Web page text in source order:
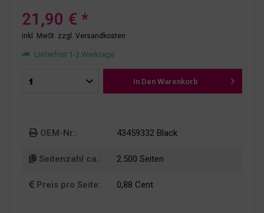
21,90 € *
inkl. MwSt. zzgl. Versandkosten
Lieferfrist 1-3 Werktage
In Den Warenkorb
OEM-Nr.: 43459332 Black
Seitenzahl ca.: 2.500 Seiten
Preis pro Seite: 0,88 Cent